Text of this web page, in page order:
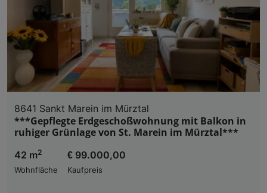
8641 Sankt Marein im Mürztal
***Gepflegte Erdgeschoßwohnung mit Balkon in
ruhiger Grünlage von St. Marein im Mürztal***
42 m2
Wohnfläche
€ 99.000,00
Kaufpreis